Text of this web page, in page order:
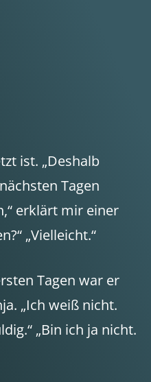
ist. „Deshalb
Tagen
erklärt mir einer
„Vielleicht.“
Tagen war er
„Ich weiß nicht.
„Bin ich ja nicht.